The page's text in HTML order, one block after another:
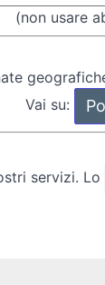
(non usare
Vai su:
servizi. Lo